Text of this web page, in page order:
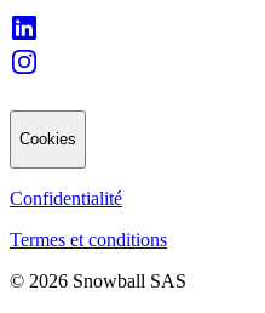
Cookies
Confidentialité
Termes et conditions
© 2026 Snowball SAS